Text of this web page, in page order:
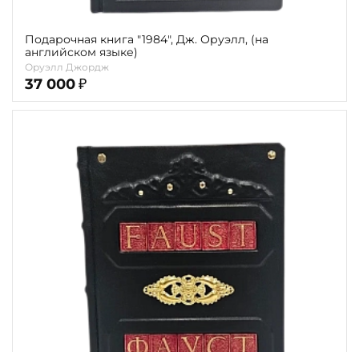
Подарочная книга "1984", Дж. Оруэлл, (на
английском языке)
Оруэлл Джордж
37 000 ₽